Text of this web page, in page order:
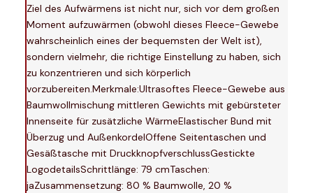
Ziel des Aufwärmens ist nicht nur, sich vor dem großen
Moment aufzuwärmen (obwohl dieses Fleece-Gewebe
wahrscheinlich eines der bequemsten der Welt ist),
sondern vielmehr, die richtige Einstellung zu haben, sich
zu konzentrieren und sich körperlich
vorzubereiten.Merkmale:Ultrasoftes Fleece-Gewebe aus
Baumwollmischung mittleren Gewichts mit gebürsteter
Innenseite für zusätzliche WärmeElastischer Bund mit
Überzug und AußenkordelOffene Seitentaschen und
Gesäßtasche mit DruckknopfverschlussGestickte
LogodetailsSchrittlänge: 79 cmTaschen:
jaZusammensetzung: 80 % Baumwolle, 20 %